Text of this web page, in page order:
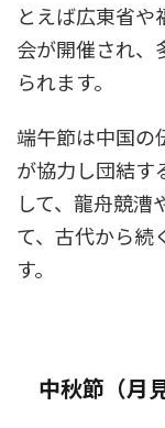
とえば広東省
会が開催され、
られます。
端午節は中国の
が協力し団結す
して、龍舟競漕
て、古代から続
す。
中秋節（月